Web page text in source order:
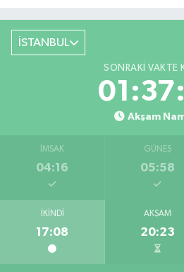
İSTANBUL
SONRAKI VAKTE
Akşam
İMSAK
04:16
GÜNEŞ
05:58
İKINDI
17:08
AKŞAM
20:23